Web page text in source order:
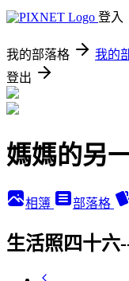
登入
我的部落格 我的
登出
媽媽的另
相簿 部落格
生活照四十六